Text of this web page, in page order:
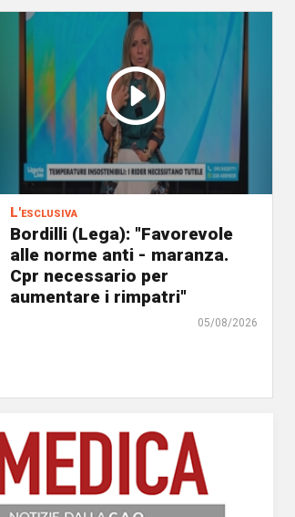
L'esclusiva
Bordilli (Lega): "Favorevole
alle norme anti - maranza.
Cpr necessario per
aumentare i rimpatri"
05/08/2026